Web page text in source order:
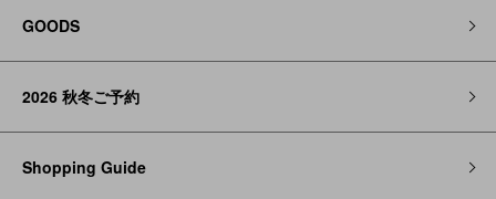
GOODS
2026 秋冬ご予約
Shopping Guide